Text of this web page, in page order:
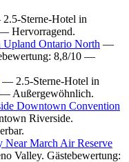
Sterne-Hotel in
Hervorragend.
Upland Ontario North —
8,8/10 —
— 2.5-Sterne-Hotel in
— Außergewöhnlich.
Downtown Convention
Riverside.
Near March Air Reserve
Valley. Gästebewertung: